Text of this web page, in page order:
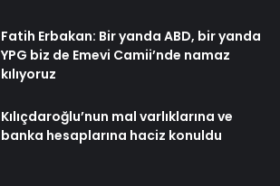
Fatih Erbakan: Bir yanda ABD, bir yanda
YPG biz de Emevi Camii’nde namaz
kılıyoruz
Kılıçdaroğlu’nun mal varlıklarına ve
banka hesaplarına haciz konuldu